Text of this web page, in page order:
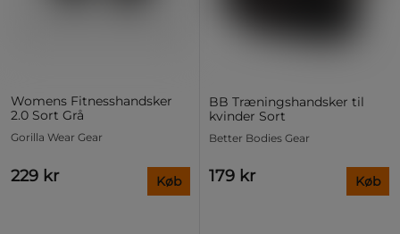
Womens Fitnesshandsker
2.0 Sort Grå
Gorilla Wear Gear
229 kr Køb
BB Træningshandsker til
kvinder Sort
Better Bodies Gear
179 kr Køb